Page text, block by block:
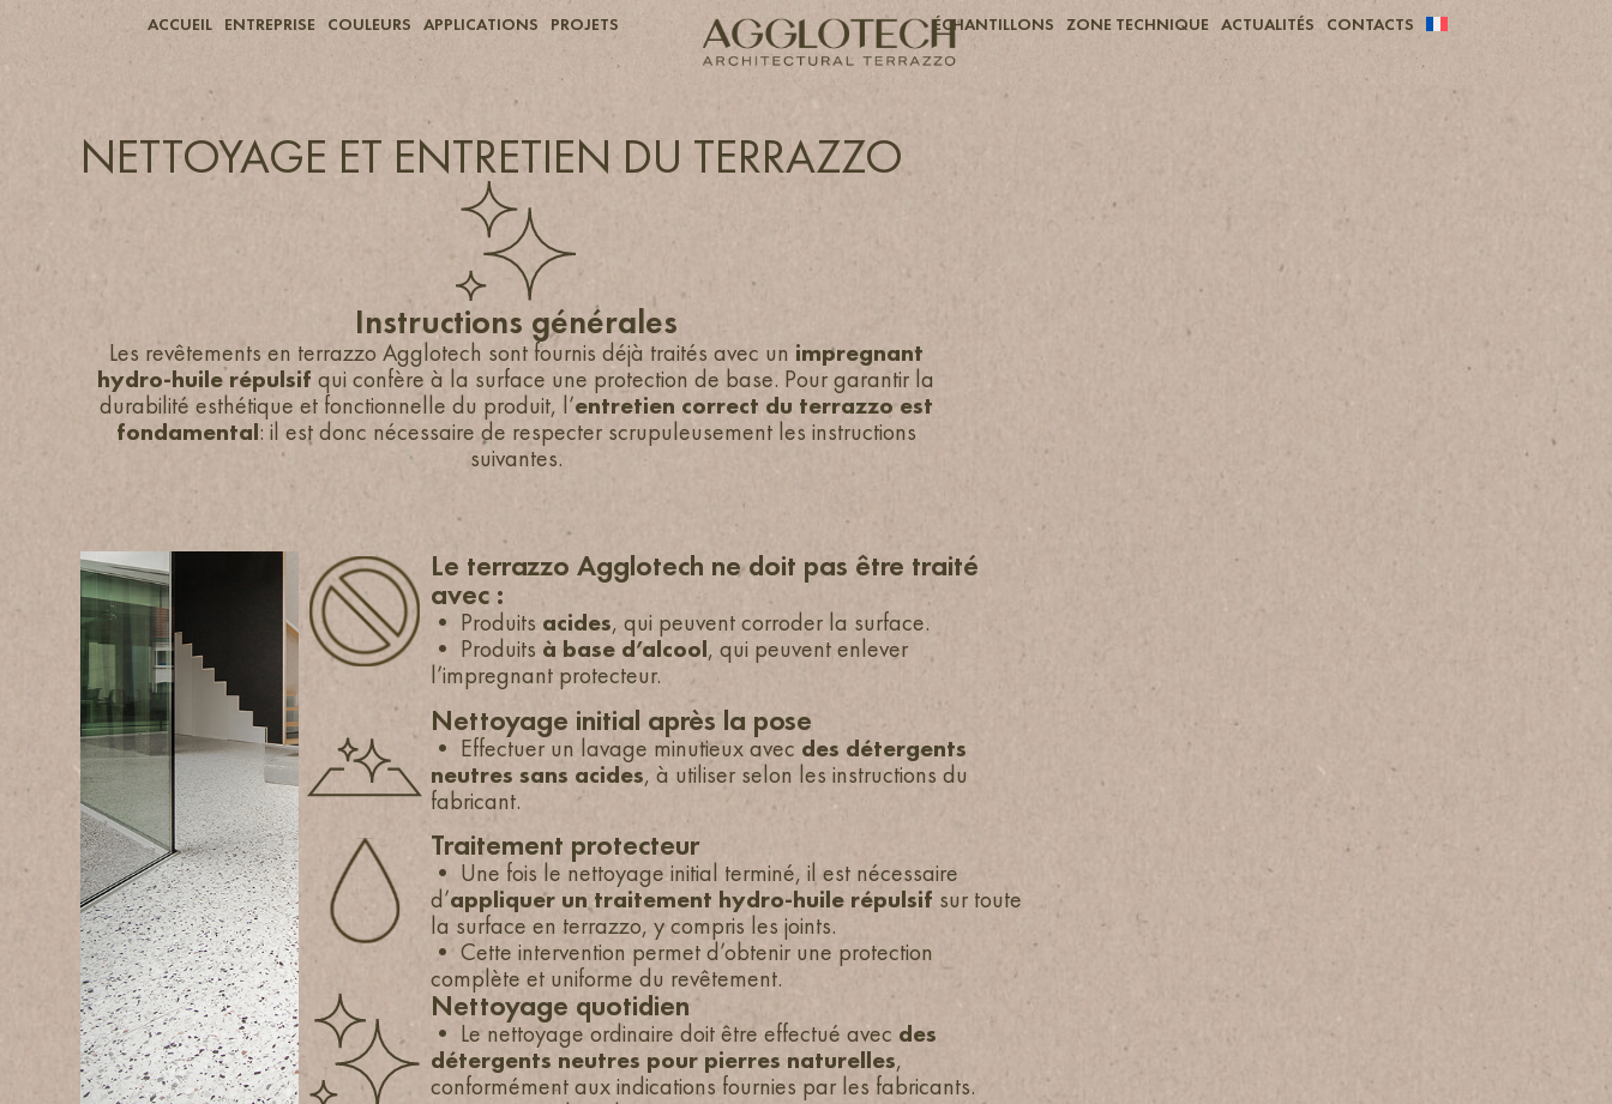
ACCUEIL ENTREPRISE COULEURS APPLICATIONS PROJETS ÉCHANTILLONS ZONE TECHNIQUE ACTUALITÉS CONTACTS
NETTOYAGE ET ENTRETIEN DU TERRAZZO
Instructions générales
Les revêtements en terrazzo Agglotech sont fournis déjà traités avec un impregnant
hydro-huile répulsif qui confère à la surface une protection de base. Pour garantir la
durabilité esthétique et fonctionnelle du produit, l’entretien correct du terrazzo est
fondamental: il est donc nécessaire de respecter scrupuleusement les instructions
suivantes.
Le terrazzo Agglotech ne doit pas être traité
avec :
• Produits acides, qui peuvent corroder la surface.
• Produits à base d’alcool, qui peuvent enlever
l’impregnant protecteur.
Nettoyage initial après la pose
• Effectuer un lavage minutieux avec des détergents
neutres sans acides, à utiliser selon les instructions du
fabricant.
Traitement protecteur
• Une fois le nettoyage initial terminé, il est nécessaire
d’appliquer un traitement hydro-huile répulsif sur toute
la surface en terrazzo, y compris les joints.
• Cette intervention permet d’obtenir une protection
complète et uniforme du revêtement.
Nettoyage quotidien
• Le nettoyage ordinaire doit être effectué avec des
détergents neutres pour pierres naturelles,
conformément aux indications fournies par les fabricants.